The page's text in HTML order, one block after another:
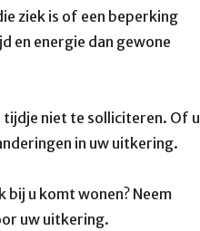
ziek is of een beperking
en energie dan gewone
tijdje niet te solliciteren. Of u
in uw uitkering.
u komt wonen? Neem
uw uitkering.